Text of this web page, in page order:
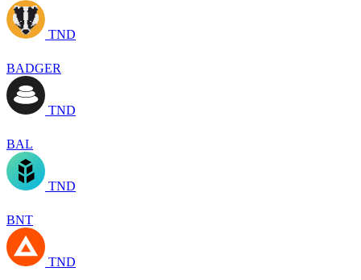
TND
BADGER
TND
BAL
TND
BNT
TND